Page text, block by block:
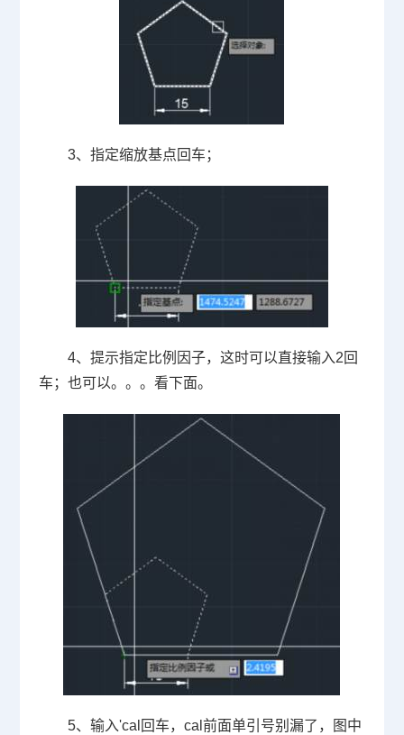
3、指定缩放基点回车；
4、提示指定比例因子，这时可以直接输入2 回
车；也可以。。。看下面。
5、输入'cal 回车， cal 前面单引号别漏了，图中